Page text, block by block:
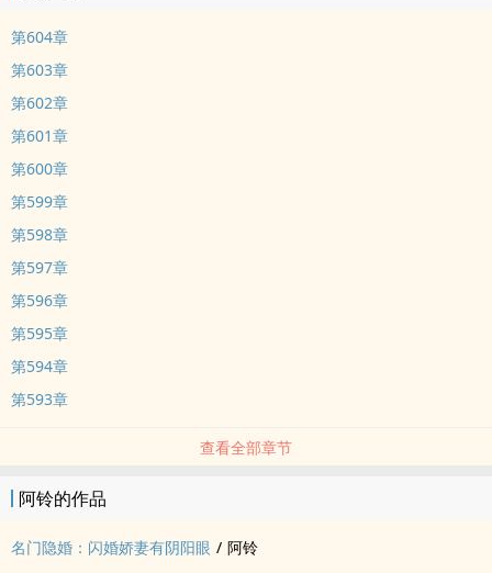
第604章
第603章
第602章
第601章
第600章
第599章
第598章
第597章
第596章
第595章
第594章
第593章
查看全部章节
阿铃的作品
名门隐婚：闪婚娇妻有阴阳眼 / 阿铃